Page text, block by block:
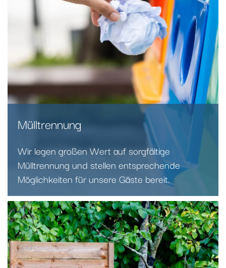
Mülltrennung
Wir legen großen Wert auf sorgfältige
Mülltrennung und stellen entsprechende
Möglichkeiten für unsere Gäste bereit.